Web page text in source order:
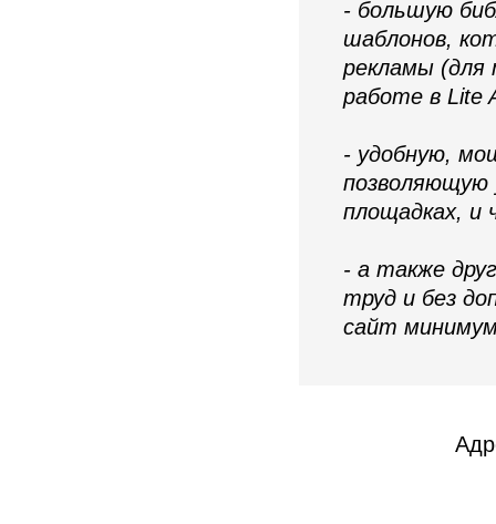
- большую
шаблонов,
рекламы (для
работе в Lite
- удобную,
позволяющую
площадках, и
- а также
труд и без
сайт